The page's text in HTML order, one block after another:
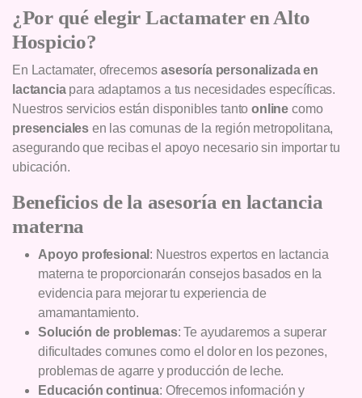
¿Por qué elegir Lactamater en Alto
Hospicio?
En Lactamater, ofrecemos asesoría personalizada en
lactanciapara adaptarnos a tus necesidades específicas.
Nuestros servicios están disponibles tantoonline como
presenciales en las comunas de la región metropolitana,
asegurando que recibas el apoyo necesario sin importar tu
ubicación.
Beneficios de la asesoría en lactancia
materna
Apoyo profesional : Nuestros expertos en lactancia
materna te proporcionarán consejos basados en la
evidencia para mejorar tu experiencia de
amamantamiento.
Solución de problemas: Te ayudaremos a superar
dificultades comunes como el dolor en los pezones,
problemas de agarre y producción de leche.
Educación continua: Ofrecemos información y